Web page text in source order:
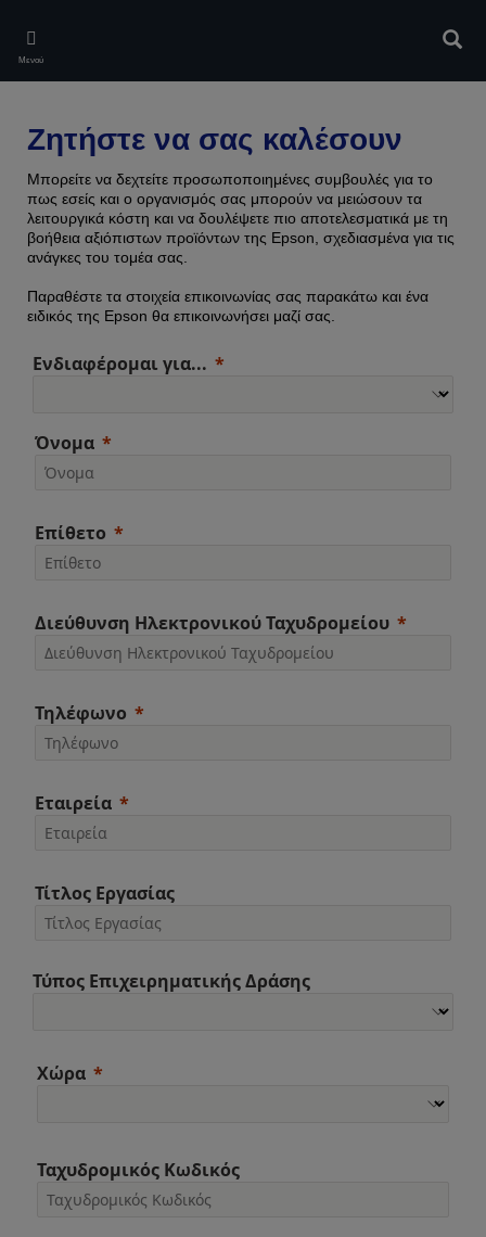
main
content
Μενού
Ζητήστε να σας καλέσουν
Μπορείτε να δεχτείτε προσωποποιημένες συμβουλές για το
πως εσείς και ο οργανισμός σας μπορούν να μειώσουν τα
λειτουργικά κόστη και να δουλέψετε πιο αποτελεσματικά με τη
βοήθεια αξιόπιστων προϊόντων της Epson, σχεδιασμένα για τις
ανάγκες του τομέα σας.
Παραθέστε τα στοιχεία επικοινωνίας σας παρακάτω και ένα
ειδικός της Epson θα επικοινωνήσει μαζί σας.
Ενδιαφέρομαι για...
Όνομα
Επίθετο
Διεύθυνση Ηλεκτρονικού Ταχυδρομείου
Τηλέφωνο
Εταιρεία
Τίτλος Εργασίας
Τύπος Επιχειρηματικής Δράσης
Χώρα
Ταχυδρομικός Κωδικός